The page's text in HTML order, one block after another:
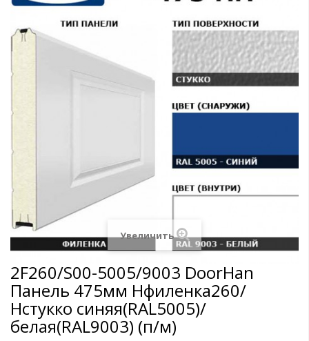
Увеличить
2F260/S00-5005/9003 DoorHan
Панель 475мм Нфиленка260/
Нстукко синяя(RAL5005)/
белая(RAL9003) (п/м)